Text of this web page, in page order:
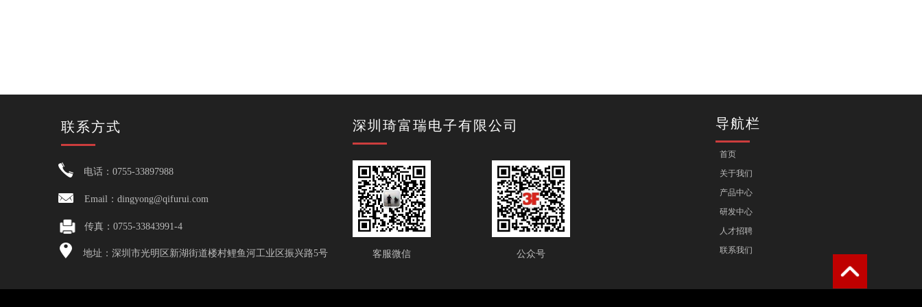
传真：0755-33843991-4
电话：0755-33897988
Email：dingyong@qifurui.com
地址：深圳市光明区新湖街道楼村鲤鱼河工业区振兴路5号
联系方式 深圳琦富瑞电子有限公司
客服微信 公众号
导航栏
首页
关于我们
产品中心
研发中心
人才招聘
联系我们